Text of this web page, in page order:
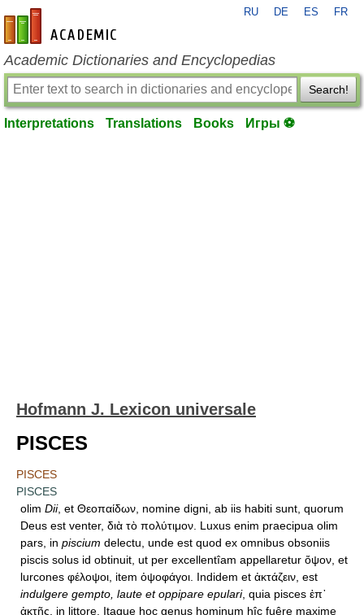
en-academic.com
RU DE ES FR
Academic Dictionaries and Encyclopedias
Search!
Interpretations Translations Books Игры ⚽
Hofmann J. Lexicon universale
PISCES
PISCES
PISCES
olim Dii, et Θεοπαίδων, nomine digni, ab iis habiti sunt, quorum
Deus est venter, διὰ τὸ πολύτιμον. Luxus enim praecipua olim
pars, in piscium delectu, unde est quod ex omnibus obsoniis
piscis solus id obtinuit, ut per excellentîam appellaretur ὄψον, et
lurcones φέλοψοι, item ὀψοφάγοι. Indidem et ἀκτάζειν, est
indulgere gempto, laute et oppipare epulari, quia pisces ἐπ᾿
ἀκτῆς, in littore. Itaque hoc genus hominum hîc fuêre maxime